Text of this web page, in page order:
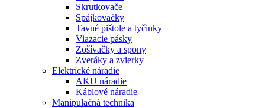
Skrutkovače
Spájkovačky
Tavné pištole a tyčinky
Viazacie pásky
Zošívačky a spony
Zveráky a zvierky
Elektrické náradie
AKU náradie
Káblové náradie
Manipulačná technika